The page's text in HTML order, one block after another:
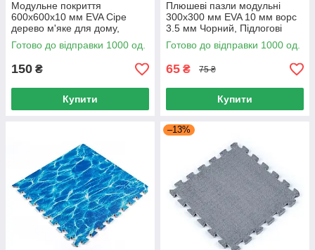
Модульне покриття
600x600x10 мм EVA Сіре
дерево м'яке для дому,
Пазли 600x600 10 мм плитка
EVA
Готово до відправки 1000 од.
150 ₴
Купити
Плюшеві пазли модульні
300х300 мм EVA 10 мм ворс
3.5 мм Чорний, Підлогові
пазли 1 шт 300х300 мм
Готово до відправки 1000 од.
65 ₴ 75 ₴
Купити
–13%